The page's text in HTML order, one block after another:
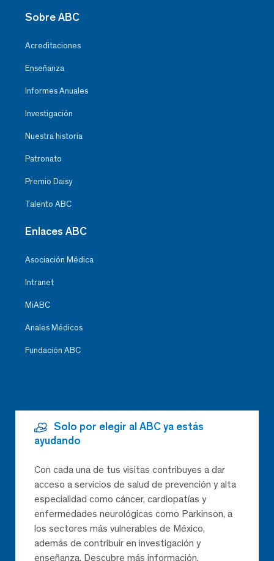
Sobre ABC
Acreditaciones
Enseñanza
Informes Anuales
Investigación
Nuestra historia
Patronato
Premio Daisy
Talento ABC
Enlaces ABC
Asociación Médica
Intranet
MiABC
Anales Médicos
Fundación ABC
Solo por elegir al ABC ya estás
ayudando
Con cada una de tus visitas contribuyes a dar
acceso a servicios de salud de prevención y alta
especialidad como cáncer, cardiopatías y
enfermedades neurológicas como Parkinson, a
los sectores más vulnerables de México,
además de contribuir en investigación y
enseñanza. Descubre más información.